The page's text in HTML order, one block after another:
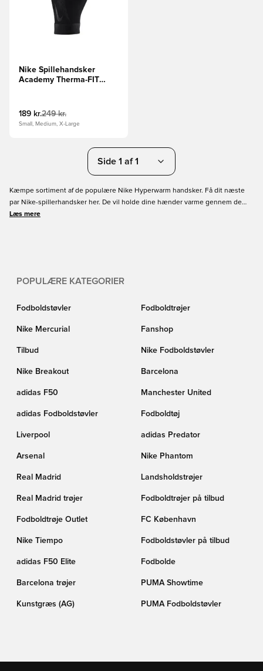
Nike Spillehandsker
Academy Therma-FIT
189 kr.249 kr.
Small, Medium, X-Large
Side 1 af 1
Kæmpe sortiment af de populære Nike Hyperwarm handsker. Få dit næste
par Nike-spillerhandsker her. De vil holde dine hænder varme gennem de
kolde træningsaftener. Vi har handsker til børn og voksne fra størrelse 8 år og
Læs mere
POPULÆRE KATEGORIER
Fodboldstøvler Fodboldtrøjer
Nike Mercurial Fanshop
Tilbud Nike Fodboldstøvler
Nike Breakout Barcelona
adidas F50 Manchester United
adidas Fodboldstøvler Fodboldtøj
Liverpool adidas Predator
Arsenal Nike Phantom
Real Madrid Landsholdstrøjer
Real Madrid trøjer Fodboldtrøjer på tilbud
Fodboldtrøje Outlet FC København
Nike Tiempo Fodboldstøvler på tilbud
adidas F50 Elite Fodbolde
Barcelona trøjer PUMA Showtime
Kunstgræs (AG) PUMA Fodboldstøvler